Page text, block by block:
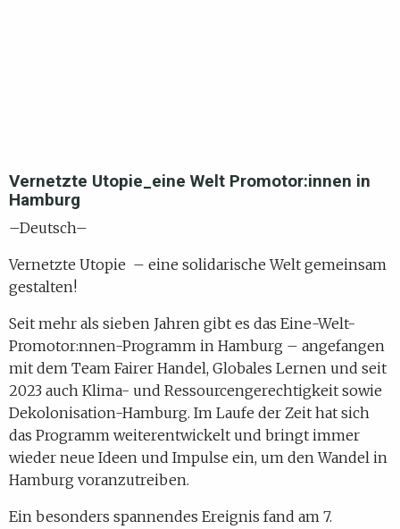
Vernetzte Utopie_eine Welt Promotor:innen in
Hamburg
–Deutsch–
Vernetzte Utopie – eine solidarische Welt gemeinsam
gestalten!
Seit mehr als sieben Jahren gibt es das Eine-Welt-
Promotor:nnen-Programm in Hamburg – angefangen
mit dem Team Fairer Handel, Globales Lernen und seit
2023 auch Klima- und Ressourcengerechtigkeit sowie
Dekolonisation-Hamburg. Im Laufe der Zeit hat sich
das Programm weiterentwickelt und bringt immer
wieder neue Ideen und Impulse ein, um den Wandel in
Hamburg voranzutreiben.
Ein besonders spannendes Ereignis fand am 7.